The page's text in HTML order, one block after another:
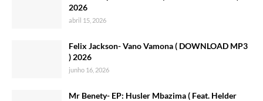
2026
abril 15, 2026
Felix Jackson- Vano Vamona ( DOWNLOAD MP3
) 2026
junho 16, 2026
Mr Benety- EP: Husler Mbazima ( Feat. Helder